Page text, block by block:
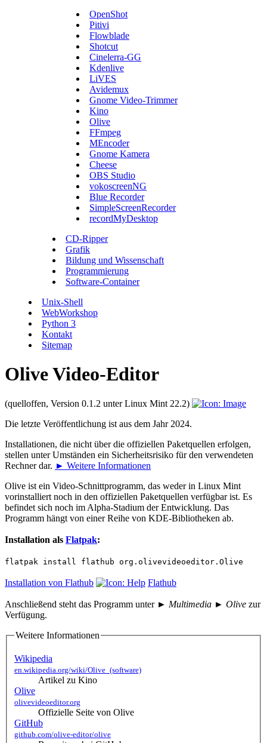
OpenShot
Pitivi
Flowblade
Shotcut
Cinelerra-GG
Kdenlive
LiVES
Avidemux
Gnome Video-Trimmer
Kino
Olive
FFmpeg
MEncoder
Gnome Kamera
Cheese
OBS Studio
vokoscreenNG
Blue Recorder
SimpleScreenRecorder
recordMyDesktop
CD-Ripper
Grafik
Bildung und Wissenschaft
Programmierung
Software-Container
Unix-Shell
WebWorkshop
Python 3
Kontakt
Sitemap
Olive Video-Editor
(quelloffen, Version 0.1.2 unter Linux Mint 22.2)
Die letzte Veröffentlichung ist aus dem Jahr 2024.
Installationen, die nicht über die offiziellen Paketquellen erfolgen,
stellen unter Umständen ein Sicherheitsrisiko für den verwendeten
Rechner dar. ► Weitere Informationen
Olive ist ein Video-Schnittprogramm, das weder in Linux Mint
vorinstalliert noch in den offiziellen Paketquellen verfügbar ist. Es
befindet sich noch im Alpha-Stadium der Entwicklung. Das
Programm hängt von einer Reihe von KDE-Bibliotheken ab.
Installation als Flatpak:
flatpak install flathub org.olivevideoeditor.Olive
Installation von Flathub Flathub
Anschließend steht das Programm unter ► Multimedia ► Olive zur
Verfügung.
Weitere Informationen
Wikipedia
en.wikipedia.org/wiki/Olive_(software)
Artikel zu Kino
Olive
olivevideoeditor.org
Offizielle Seite von Olive
GitHub
github.com/olive-editor/olive